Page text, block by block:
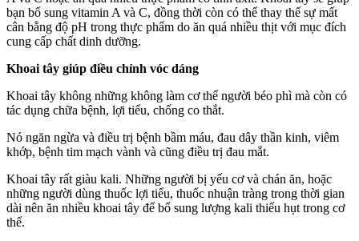
bạn bổ sung vitamin A và C, đồng thời còn có thể thay thế sự mất
cân bằng độ pH trong thực phẩm do ăn quá nhiều thịt với mục đích
cung cấp chất dinh dưỡng.
Khoai tây giúp điều chỉnh vóc dáng
Khoai tây không những không làm cơ thể người béo phì mà còn có
tác dụng chữa bệnh, lợi tiểu, chống co thắt.
Nó ngăn ngừa và điều trị bệnh bầm máu, đau dây thần kinh, viêm
khớp, bệnh tim mạch vành và cũng điều trị đau mắt.
Khoai tây rất giàu kali. Những người bị yếu cơ và chán ăn, hoặc
những người dùng thuốc lợi tiểu, thuốc nhuận tràng trong thời gian
dài nên ăn nhiều khoai tây để bổ sung lượng kali thiếu hụt trong cơ
thể.